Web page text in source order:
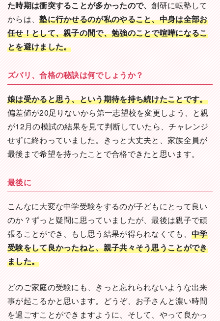
た時期は衝突することが多かったので、創研に転塾して
からは、塾に行かせるのが私のやること、中身は全部お
任せ！として、親子の間で、勉強のことで喧嘩になるこ
とを避けました。
ズバリ、合格の秘訣は何でしょうか？
娘は受かると思う、という期待を持ち続けたことです。
偏差値が20足りないから第一志望校を変更しよう、と親
が12月の模試の結果を見て判断していたら、チャレンジ
せずに終わっていました。きっと大丈夫と、家族全員が
最後まで希望を持ったことで合格できたと思います。
最後に
こんなに大変な中学受験をするのが子どもにとって良い
のか？ずっと疑問に思っていましたが、最後は親子で頑
張ることができ、もし思う結果が得られなくても、 中学
受験をして良かったねと、親子共々そう思うことができ
ました。
どのご家庭の受験にも、きっと忘れられないような出来
事が起こるかと思います。どうぞ、お子さんと濃い時間
を過ごすことができますように、そして、やって良かっ